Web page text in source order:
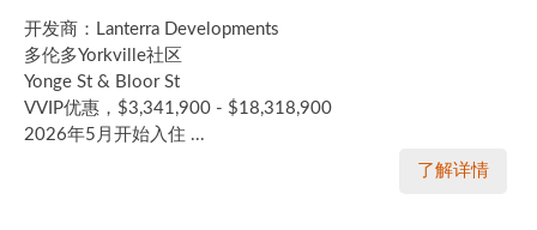
开发商：Lanterra Developments
多伦多Yorkville社区
Yonge St & Bloor St
VVIP优惠，$3,341,900 - $18,318,900
2026年5月开始入住 ...
了解详情